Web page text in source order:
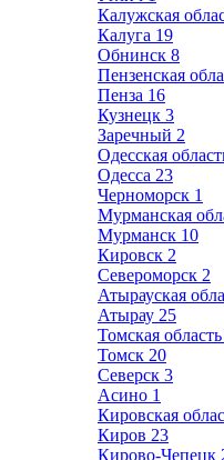
Калужская
Калуга 19
Обнинск 8
Пензенская
Пенза 16
Кузнецк 3
Заречный 2
Одесская
Одесса 23
Черноморск 1
Мурманская
Мурманск 10
Кировск 2
Североморск 2
Атырауская
Атырау 25
Томская область
Томск 20
Северск 3
Асино 1
Кировская
Киров 23
Кирово-Чепецк